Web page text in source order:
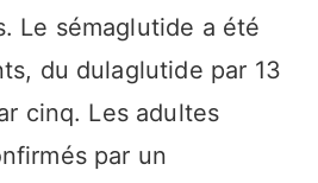
Le sémaglutide a été
du dulaglutide par 13
cinq. Les adultes
par un